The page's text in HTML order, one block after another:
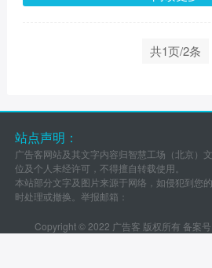
共1页/2条
站点声明：
广告客网站及其文字内容归智慧工场（北京）
位及个人未经许可，不得擅自转载使用。
本站部分文字及图片来源于网络，如侵犯到您
时处理或撤换。举报邮箱：
Copyright © 2022 广告客 版权所有 备案号